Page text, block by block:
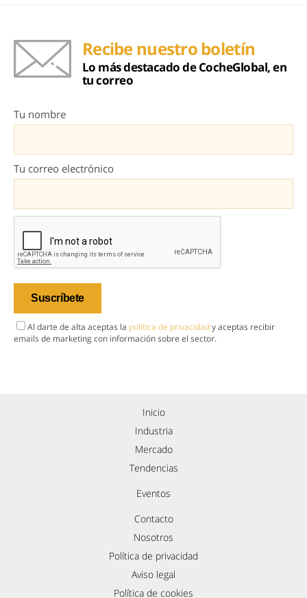
Recibe nuestro boletín
Lo más destacado de CocheGlobal, en
tu correo
Tu nombre
Tu correo electrónico
Al darte de alta aceptas la política de privacidady aceptas recibir
emails de marketing con información sobre el sector.
Inicio
Industria
Mercado
Tendencias
Eventos
Contacto
Nosotros
Política de privacidad
Aviso legal
Política de cookies